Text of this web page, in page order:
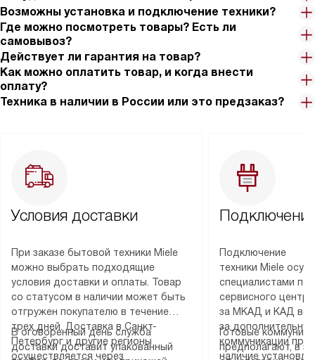
Возможны установка и подключение техники?
Где можно посмотреть товары? Есть ли
самовывоз?
Действует ли гарантия на товар?
Как можно оплатить товар, и когда внести
оплату?
Техника в наличии в России или это предзаказ?
Условия доставки
При заказе бытовой техники Miele
можно выбрать подходящие
условия доставки и оплаты. Товар
со статусом в наличии может быть
отгружен покупателю в течение
трех дней. Доставка в Санкт-
Петербург и другие регионы
осуществляется через
В оговоренный день служба
доставки доставит упакованный
Подключение
техники Miele
специалистами
сервисного
за МКАД и КАД
за
коммуникации
наличие
Готовые
предполагают, в